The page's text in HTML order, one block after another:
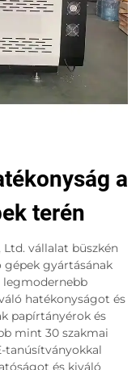
a
terén
Ltd. vállalat büszkén
gyártásának
legmodernebb
hatékonyságot és
papírtányérok és
mint 30 szakmai
tanúsítványokkal
és kiváló